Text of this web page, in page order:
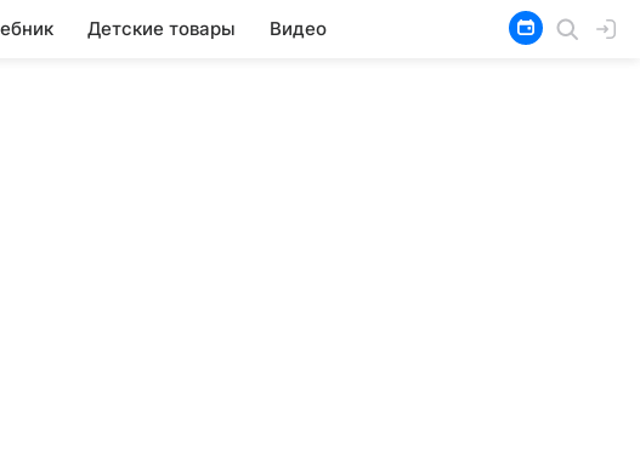
Детские товары Видео